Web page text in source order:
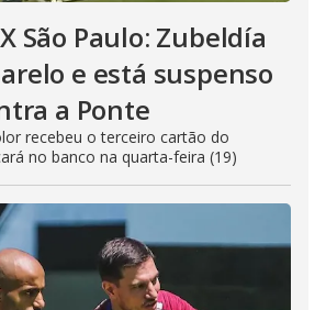
São Paulo: Zubeldía
e está suspenso
a Ponte
recebeu o terceiro cartão do
no banco na quarta-feira (19)